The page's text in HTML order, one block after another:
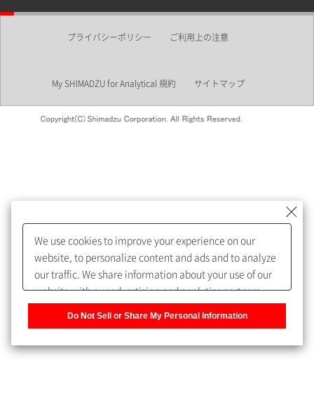
めします。
My SHIMADZU for Analyticalへ登録いただくと、技術情報や
取扱説明書・Webinarなどの閲覧ができます。
うになります。
プライバシーポリシー ご利用上の注意
My SHIMADZU for Analytical 規約 サイトマップ
We use cookies to improve your experience on our
website, to personalize content and ads and to analyze
our traffic. We share information about your use of our
website with our advertising and analytics partners,
Do Not Sell or Share My Personal Information